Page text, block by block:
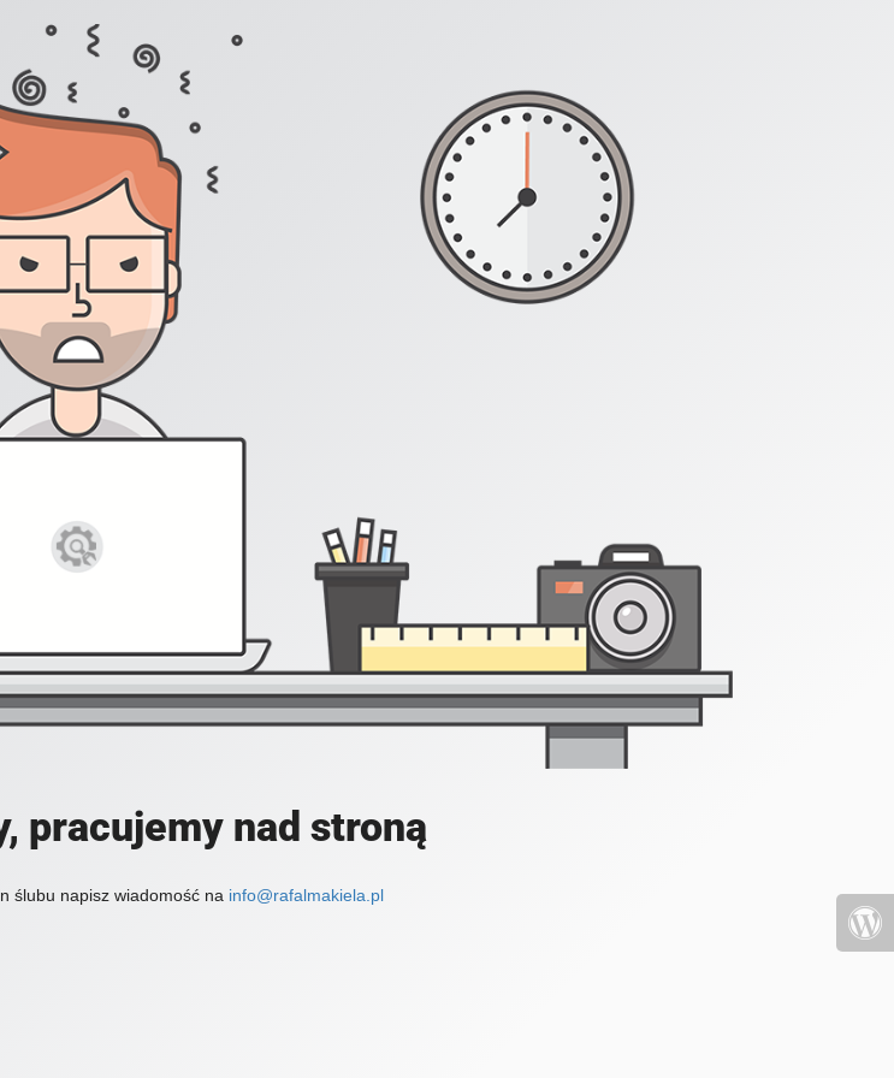
pracujemy nad stroną
ślubu napisz wiadomość na info@rafalmakiela.pl